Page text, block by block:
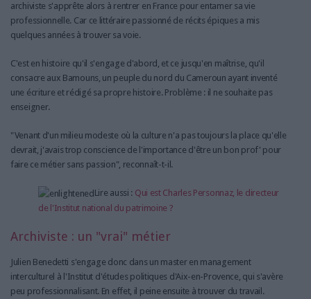
archiviste s'apprête alors à rentrer en France pour entamer sa vie
professionnelle. Car ce littéraire passionné de récits épiques a mis
quelques années à trouver sa voie.
C'est en histoire qu'il s'engage d'abord, et ce jusqu'en maîtrise, qu'il
consacre aux Bamouns, un peuple du nord du Cameroun ayant inventé
une écriture et rédigé sa propre histoire. Problème : il ne souhaite pas
enseigner.
"Venant d'un milieu modeste où la culture n'a pas toujours la place qu'elle
devrait, j'avais trop conscience de l'importance d'être un bon prof' pour
faire ce métier sans passion", reconnaît-t-il.
Lire aussi : Qui est Charles Personnaz, le directeur
de l'Institut national du patrimoine ?
Archiviste : un "vrai" métier
Julien Benedetti s'engage donc dans un master en management
interculturel à l'Institut d'études politiques d'Aix-en-Provence, qui s'avère
peu professionnalisant. En effet, il peine ensuite à trouver du travail.